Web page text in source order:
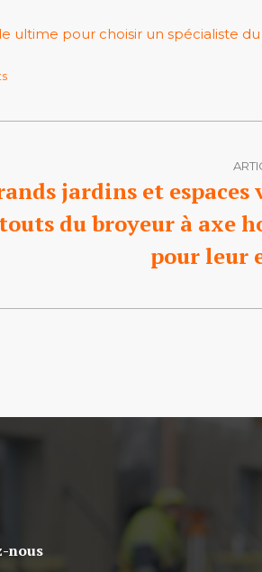
ultime pour choisir un spécialiste
jardins et espaces
du broyeur à axe
pour leur
nous